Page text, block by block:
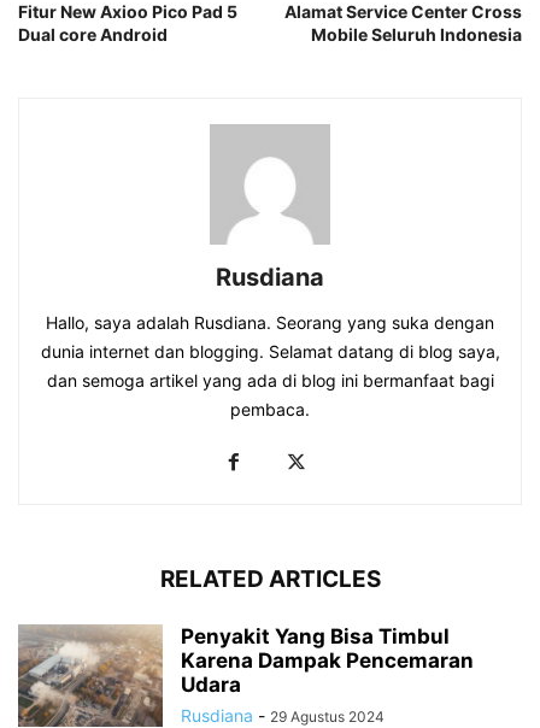
Fitur New Axioo Pico Pad 5
Dual core Android
Alamat Service Center Cross
Mobile Seluruh Indonesia
Rusdiana
Hallo, saya adalah Rusdiana. Seorang yang suka dengan
dunia internet dan blogging. Selamat datang di blog saya,
dan semoga artikel yang ada di blog ini bermanfaat bagi
pembaca.
RELATED ARTICLES
Penyakit Yang Bisa Timbul
Karena Dampak Pencemaran
Udara
Rusdiana - 29 Agustus 2024